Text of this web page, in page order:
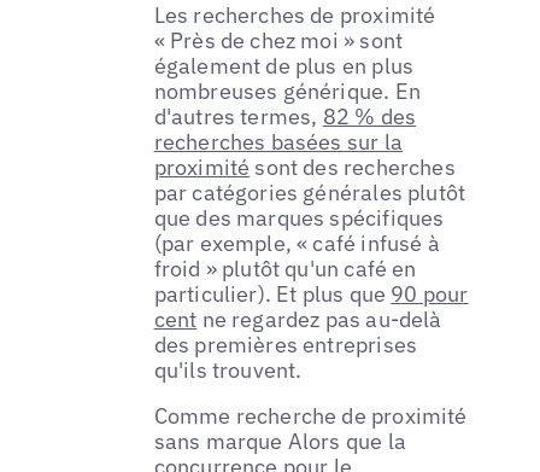
Les recherches de proximité
« Près de chez moi » sont
également de plus en plus
nombreuses générique. En
d'autres termes, 82 % des
recherches basées sur la
proximité sont des recherches
par catégories générales plutôt
que des marques spécifiques
(par exemple, « café infusé à
froid » plutôt qu'un café en
particulier). Et plus que 90 pour
cent ne regardez pas au-delà
des premières entreprises
qu'ils trouvent.
Comme recherche de proximité
sans marque Alors que la